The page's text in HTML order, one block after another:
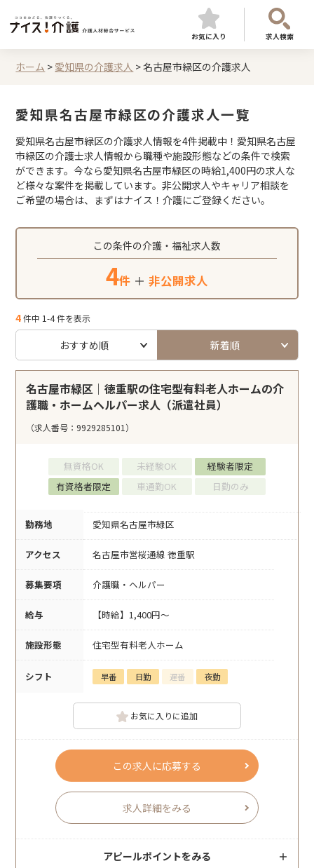
お気に入り 求人検索
ホーム > 愛知県の介護求人 >名古屋市緑区の介護求人
愛知県名古屋市緑区の介護求人一覧
愛知県名古屋市緑区の介護求人情報を4件掲載中！愛知県名古屋
市緑区の介護士求人情報から職種や施設形態などの条件で検索
ができます。今なら愛知県名古屋市緑区の時給1,400円の求人な
ど様々な案件を掲載しています。非公開求人やキャリア相談を
ご希望の場合は、まずはナイス！介護にご登録ください。
この条件の介護・福祉求人数
4件 ＋ 非公開求人
4件中 1-4 件を表示
おすすめ順 新着順
名古屋市緑区｜徳重駅の住宅型有料老人ホームの介
護職・ホームヘルパー求人（派遣社員）
（求人番号：9929285101）
無資格OK 未経験OK
経験者限定
有資格者限定
車通勤OK 日勤のみ
勤務地 愛知県名古屋市緑区
アクセス 名古屋市営桜通線 徳重駅
募集要項 介護職・ヘルパー
給与 【時給】1,400円～
施設形態 住宅型有料老人ホーム
シフト 早番 日勤 遅番 夜勤
お気に入りに追加
この求人に応募する
求人詳細をみる
アピールポイントをみる